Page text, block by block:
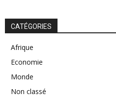
CATÉGORIES
Afrique
Economie
Monde
Non classé